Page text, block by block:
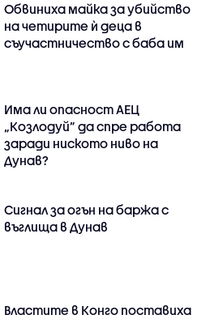
Обвиниха майка за убийство
на четирите ѝ деца в
съучастничество с баба им
Има ли опасност АЕЦ
„Козлодуй” да спре работа
заради ниското ниво на
Дунав?
Сигнал за огън на баржа с
въглища в Дунав
Властите в Конго поставиха